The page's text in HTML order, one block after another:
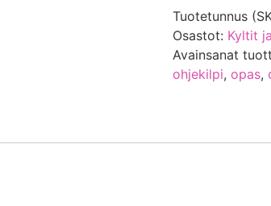
Tuotetunnus
Osastot: Kyltit
Avainsanat
ohjekilpi,opas,